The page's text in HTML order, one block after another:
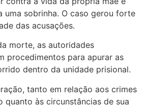
uma sobrinha. O caso gerou forte
das acusações.
morte, as autoridades
procedimentos para apurar as
dentro da unidade prisional.
tanto em relação aos crimes
quanto às circunstâncias de sua